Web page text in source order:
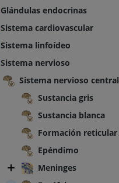
Glándulas endocrinas
Sistema cardiovascular
Sistema linfoídeo
Sistema nervioso
Sistema nervioso central
Sustancia gris
Sustancia blanca
Formación reticular
Epéndimo
Meninges